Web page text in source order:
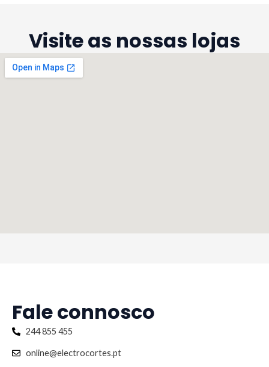
Visite as nossas lojas
Fale connosco
244 855 455
online@electrocortes.pt